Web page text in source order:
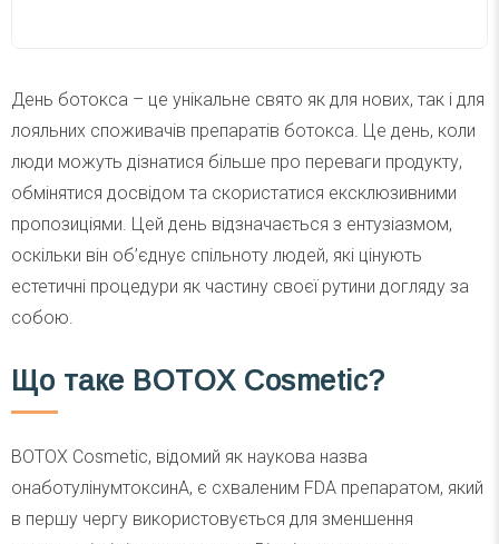
День ботокса – це унікальне свято як для нових, так і для
лояльних споживачів препаратів ботокса. Це день, коли
люди можуть дізнатися більше про переваги продукту,
обмінятися досвідом та скористатися ексклюзивними
пропозиціями. Цей день відзначається з ентузіазмом,
оскільки він об’єднує спільноту людей, які цінують
естетичні процедури як частину своєї рутини догляду за
собою.
Що таке BOTOX Cosmetic?
BOTOX Cosmetic, відомий як наукова назва
онаботулінумтоксинА, є схваленим FDA препаратом, який
в першу чергу використовується для зменшення